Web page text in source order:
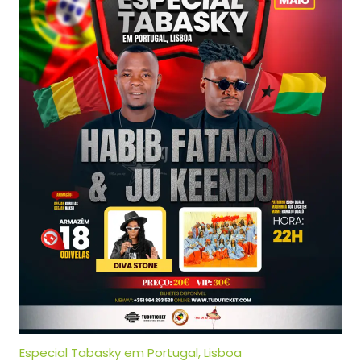
Especial Tabasky em Portugal, Lisboa